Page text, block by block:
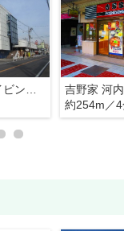
吉野家 河
約254m／